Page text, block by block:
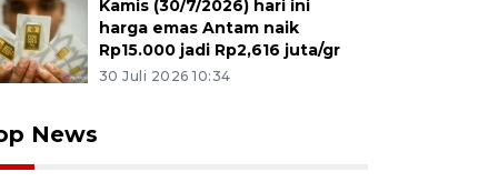
Kamis (30/7/2026) hari ini
harga emas Antam naik
Rp15.000 jadi Rp2,616 juta/gr
30 Juli 2026 10:34
News